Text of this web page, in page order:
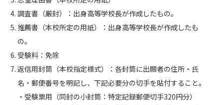
調査書（厳封）：出身高等学校長が作成したもの。
推薦書（本校所定の用紙）：出身高等学校長が作成したも
の。
受験料：免除
返信用封筒（本校指定様式）：各封筒に出願者の住所・氏
名・郵便番号を明記し、下記必要分の切手を貼付すること。
・受験票用（同封の小封筒：特定記録郵便切手320円分）